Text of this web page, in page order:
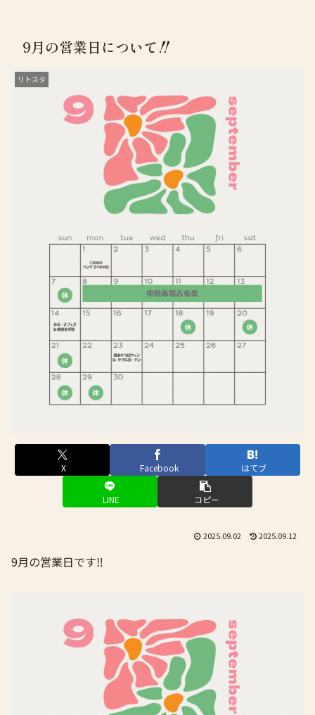
9月の営業日について‼️
リトスタ
X Facebook はてブ
LINE コピー
2025.09.02 2025.09.12
9月の営業日です‼️